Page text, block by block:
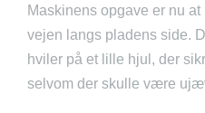
Maskinens opgave er nu
vejen langs pladens side.
hviler på et lille hjul, der
selvom der skulle være